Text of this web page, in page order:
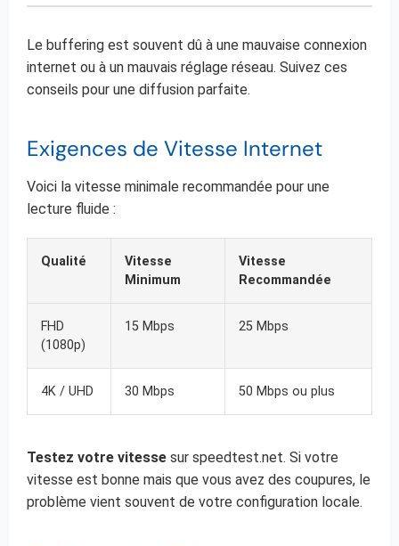
Le buffering est souvent dû à une mauvaise connexion
internet ou à un mauvais réglage réseau. Suivez ces
conseils pour une diffusion parfaite.
Exigences de Vitesse Internet
Voici la vitesse minimale recommandée pour une
lecture fluide :
Qualité
Vitesse
Minimum
Vitesse
Recommandée
FHD
(1080p)
15 Mbps 25 Mbps
4K / UHD 30 Mbps 50 Mbps ou plus
Testez votre vitesse sur speedtest.net. Si votre
vitesse est bonne mais que vous avez des coupures, le
problème vient souvent de votre configuration locale.